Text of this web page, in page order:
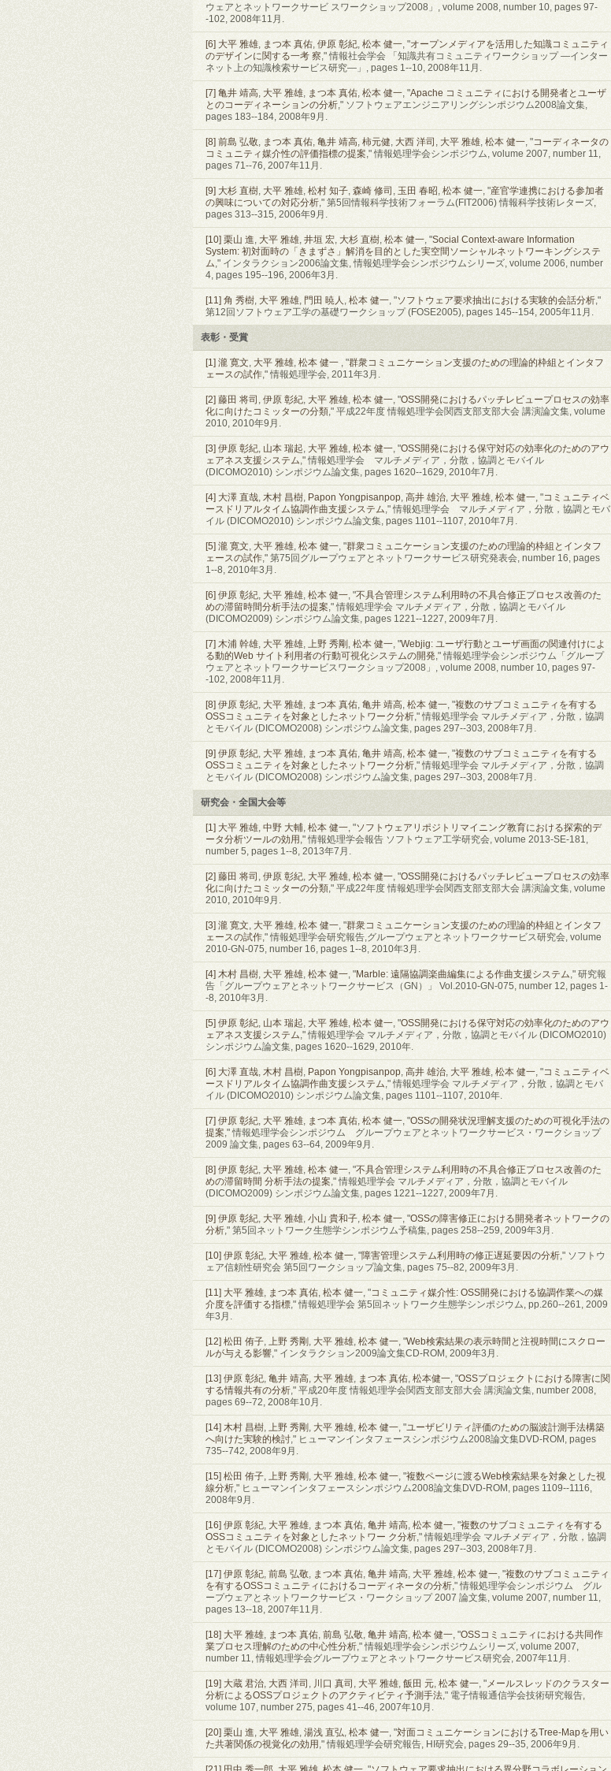
ウェアとネットワークサービ スワークショップ2008」, volume 2008, number 10, pages 97-
-102, 2008年11月.
[6] 大平 雅雄, まつ本 真佑, 伊原 彰紀, 松本 健一, "オープンメディアを活用した知識コミュニティ
のデザインに関する一考 察 ," 情報社会学会 「知識共有コミュニティワークショップ ―インター
ネット上の知識検索サービス研究―」, pages 1--10, 2008年11月.
[7] 亀井 靖高, 大平 雅雄, まつ本 真佑, 松本 健一, "Apache コミュニティにおける開発者とユーザ
とのコーディネーションの分析," ソフトウェアエンジニアリングシンポジウム2008論文集,
pages 183--184, 2008年9月.
[8] 前島 弘敬, まつ本 真佑, 亀井 靖高, 柿元健 大西 洋司 大平 雅雄, 松本 健一, "コーディネータの
コミュニティ媒介性の評価指標の提案 ," 情報処理学会シンポジウム, volume 2007, number 11,
pages 71--76, 2007年11月.
[9] 大杉 直樹, 大平 雅雄, 松村 知子, 森崎 修司 玉田 春昭 松本 健一, "産官学連携における参加者
の興味についての対応分析," 第5回情報科学技術フォーラム(FIT2006) 情報科学技術レターズ,
pages 313--315, 2006年9月.
[10] 栗山 進 大平 雅雄, 井垣 宏, 大杉 直樹, 松本 健一, "Social Context-aware Information
System: 初対面時の「きまずさ」解消を目的とした実空間ソーシャルネットワーキングシステ
ム ," インタラクション2006論文集, 情報処理学会シンポジウムシリーズ, volume 2006, number
4, pages 195--196, 2006年3月.
[11] 角 秀樹, 大平 雅雄, 門田 暁人 松本 健一, "ソフトウェア要求抽出における実験的会話分析,"
第12回ソフトウェア工学の基礎ワークショップ (FOSE2005), pages 145--154, 2005年11月.
表彰・受賞
[1] 瀧 寛文 大平 雅雄, 松本 健一 , "群衆コミュニケーション支援のための理論的枠組とインタフ
ェースの試作," 情報処理学会, 2011年3月.
[2] 藤田 将司 伊原 彰紀, 大平 雅雄, 松本 健一, "OSS開発におけるパッチレビュープロセスの効率
化に向けたコミッターの分類," 平成22年度 情報処理学会関西支部支部大会 講演論文集, volume
2010, 2010年9月.
[3] 伊原 彰紀, 山本 瑞起 大平 雅雄, 松本 健一, "OSS開発における保守対応の効率化のためのアウ
ェアネス支援システム ," 情報処理学会 マルチメディア，分散，協調とモバイル
(DICOMO2010) シンポジウム論文集, pages 1620--1629, 2010年7月.
[4] 大澤 直哉, 木村 昌樹, Papon Yongpisanpop, 高井 雄治, 大平 雅雄, 松本 健一, "コミュニティベ
ースドリアルタイム協調作曲支援システム ," 情報処理学会 マルチメディア，分散，協調とモバ
イル (DICOMO2010) シンポジウム論文集, pages 1101--1107, 2010年7月.
[5] 瀧 寛文 大平 雅雄, 松本 健一, "群衆コミュニケーション支援のための理論的枠組とインタフ
ェースの試作," 第75回グループウェアとネットワークサービス研究発表会, number 16, pages
1--8, 2010年3月.
[6] 伊原 彰紀, 大平 雅雄, 松本 健一, "不具合管理システム利用時の不具合修正プロセス改善のた
めの滞留時間分析手法の提案," 情報処理学会 マルチメディア，分散，協調とモバイル
(DICOMO2009) シンポジウム論文集, pages 1221--1227, 2009年7月.
[7] 木浦 幹雄, 大平 雅雄, 上野 秀剛, 松本 健一, "Webjig: ユーザ行動とユーザ画面の関連付けによ
る動的Web サイト利用者の行動可視化システムの開発," 情報処理学会シンポジウム「グループ
ウェアとネットワークサービスワークショップ2008」, volume 2008, number 10, pages 97-
-102, 2008年11月.
[8] 伊原 彰紀, 大平 雅雄, まつ本 真佑, 亀井 靖高, 松本 健一, "複数のサブコミュニティを有する
OSSコミュニティを対象としたネットワーク分析," 情報処理学会 マルチメディア，分散，協調
とモバイル (DICOMO2008) シンポジウム論文集, pages 297--303, 2008年7月.
[9] 伊原 彰紀, 大平 雅雄, まつ本 真佑, 亀井 靖高, 松本 健一, "複数のサブコミュニティを有する
OSSコミュニティを対象としたネットワーク分析," 情報処理学会 マルチメディア，分散，協調
とモバイル (DICOMO2008) シンポジウム論文集, pages 297--303, 2008年7月.
研究会・全国大会等
[1] 大平 雅雄, 中野 大輔, 松本 健一, "ソフトウェアリポジトリマイニング教育における探索的デ
ータ分析ツールの効用 ," 情報処理学会報告 ソフトウェア工学研究会, volume 2013-SE-181,
number 5, pages 1--8, 2013年7月.
[2] 藤田 将司 伊原 彰紀, 大平 雅雄, 松本 健一, "OSS開発におけるパッチレビュープロセスの効率
化に向けたコミッターの分類," 平成22年度 情報処理学会関西支部支部大会 講演論文集, volume
2010, 2010年9月.
[3] 瀧 寛文 大平 雅雄, 松本 健一, "群衆コミュニケーション支援のための理論的枠組とインタフ
ェースの試作," 情報処理学会研究報告,グループウェアとネットワークサービス研究会, volume
2010-GN-075, number 16, pages 1--8, 2010年3月.
[4] 木村 昌樹, 大平 雅雄, 松本 健一, "Marble: 遠隔協調楽曲編集による作曲支援システム ," 研究報
告「グループウェアとネットワークサービス（GN）」 Vol.2010-GN-075, number 12, pages 1-
-8, 2010年3月.
[5] 伊原 彰紀, 山本 瑞起 大平 雅雄, 松本 健一, "OSS開発における保守対応の効率化のためのアウ
ェアネス支援システム ," 情報処理学会 マルチメディア，分散，協調とモバイル (DICOMO2010)
シンポジウム論文集, pages 1620--1629, 2010年.
[6] 大澤 直哉, 木村 昌樹, Papon Yongpisanpop, 高井 雄治, 大平 雅雄, 松本 健一, "コミュニティベ
ースドリアルタイム協調作曲支援システム ," 情報処理学会 マルチメディア，分散，協調とモバ
イル (DICOMO2010) シンポジウム論文集, pages 1101--1107, 2010年.
[7] 伊原 彰紀, 大平 雅雄, まつ本 真佑, 松本 健一, "OSSの開発状況理解支援のための可視化手法の
提案," 情報処理学会シンポジウム グループウェアとネットワークサービス・ワークショップ
2009 論文集, pages 63--64, 2009年9月.
[8] 伊原 彰紀, 大平 雅雄, 松本 健一, "不具合管理システム利用時の不具合修正プロセス改善のた
めの滞留時間 分析手法の提案," 情報処理学会 マルチメディア，分散，協調とモバイル
(DICOMO2009) シンポジウム論文集, pages 1221--1227, 2009年7月.
[9] 伊原 彰紀, 大平 雅雄, 小山 貴和子, 松本 健一, "OSSの障害修正における開発者ネットワークの
分析," 第5回ネットワーク生態学シンポジウム予稿集, pages 258--259, 2009年3月.
[10] 伊原 彰紀, 大平 雅雄, 松本 健一, "障害管理システム利用時の修正遅延要因の分析," ソフトウ
ェア信頼性研究会 第5回ワークショップ論文集, pages 75--82, 2009年3月.
[11] 大平 雅雄, まつ本 真佑, 松本 健一, "コミュニティ媒介性: OSS開発における協調作業への媒
介度を評価する指標," 情報処理学会 第5回ネットワーク生態学シンポジウム, pp.260--261, 2009
年3月.
[12] 松田 侑子, 上野 秀剛, 大平 雅雄, 松本 健一, "Web検索結果の表示時間と注視時間にスクロー
ルが与える影響," インタラクション2009論文集CD-ROM, 2009年3月.
[13] 伊原 彰紀, 亀井 靖高, 大平 雅雄, まつ本 真佑, 松本健一, "OSSプロジェクトにおける障害に関
する情報共有の分析," 平成20年度 情報処理学会関西支部支部大会 講演論文集, number 2008,
pages 69--72, 2008年10月.
[14] 木村 昌樹, 上野 秀剛, 大平 雅雄, 松本 健一, "ユーザビリティ評価のための脳波計測手法構築
へ向けた実験的検討," ヒューマンインタフェースシンポジウム2008論文集DVD-ROM, pages
735--742, 2008年9月.
[15] 松田 侑子, 上野 秀剛, 大平 雅雄, 松本 健一, "複数ページに渡るWeb検索結果を対象とした視
線分析," ヒューマンインタフェースシンポジウム2008論文集DVD-ROM, pages 1109--1116,
2008年9月.
[16] 伊原 彰紀, 大平 雅雄, まつ本 真佑, 亀井 靖高, 松本 健一, "複数のサブコミュニティを有する
OSSコミュニティを対象としたネットワー ク分析," 情報処理学会 マルチメディア，分散，協調
とモバイル (DICOMO2008) シンポジウム論文集, pages 297--303, 2008年7月.
[17] 伊原 彰紀, 前島 弘敬, まつ本 真佑, 亀井 靖高, 大平 雅雄, 松本 健一, "複数のサブコミュニティ
を有するOSSコミュニティにおけるコーディネータの分析," 情報処理学会シンポジウム グル
ープウェアとネットワークサービス・ワークショップ 2007 論文集, volume 2007, number 11,
pages 13--18, 2007年11月.
[18] 大平 雅雄, まつ本 真佑, 前島 弘敬, 亀井 靖高, 松本 健一, "OSSコミュニティにおける共同作
業プロセス理解のための中心性分析," 情報処理学会シンポジウムシリーズ, volume 2007,
number 11, 情報処理学会グループウェアとネットワークサービス研究会, 2007年11月.
[19] 大蔵 君治, 大西 洋司 川口 真司 大平 雅雄, 飯田 元, 松本 健一, "メールスレッドのクラスター
分析によるOSSプロジェクトのアクティビティ予測手法," 電子情報通信学会技術研究報告,
volume 107, number 275, pages 41--46, 2007年10月.
[20] 栗山 進 大平 雅雄, 湯浅 直弘 松本 健一, "対面コミュニケーションにおけるTree-Mapを用い
た共著関係の視覚化の効用 ," 情報処理学会研究報告, HI研究会, pages 29--35, 2006年9月.
[21] 田中 秀一郎, 大平 雅雄, 松本 健一, "ソフトウェア要求抽出における異分野コラボレーション